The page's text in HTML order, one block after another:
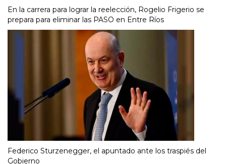
En la carrera para lograr la reelección, Rogelio Frigerio se
prepara para eliminar las PASO en Entre Ríos
Federico Sturzenegger, el apuntado ante los traspiés del
Gobierno